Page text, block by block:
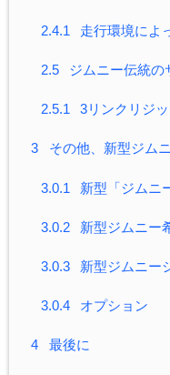
2.4.1 走行環境によ
2.5 ジムニー伝統の
2.5.1 3リンクリジ
3 その他、新型ジム
3.0.1 新型「ジムニ
3.0.2 新型ジムニー
3.0.3 新型ジムニー
3.0.4 オプション
4 最後に